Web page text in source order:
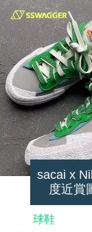
sacai x
度近賞
球鞋